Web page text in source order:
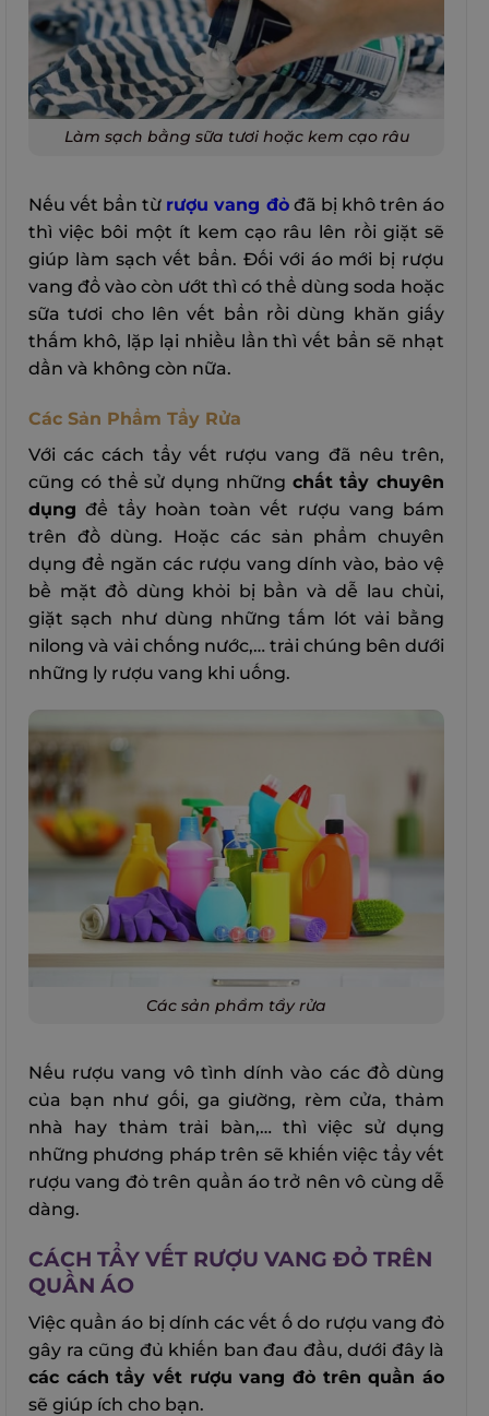
Làm sạch bằng sữa tươi hoặc kem cạo râu
Nếu vết bẩn từ rượu vang đỏđã bị khô trên áo
thì việc bôi một ít kem cạo râu lên rồi giặt sẽ
giúp làm sạch vết bẩn. Đối với áo mới bị rượu
vang đổ vào còn ướt thì có thể dùng soda hoặc
sữa tươi cho lên vết bẩn rồi dùng khăn giấy
thấm khô, lặp lại nhiều lần thì vết bẩn sẽ nhạt
dần và không còn nữa.
Các Sản Phẩm Tẩy Rửa
Với các cách tẩy vết rượu vang đã nêu trên,
cũng có thể sử dụng những chất tẩy chuyên
dụng để tẩy hoàn toàn vết rượu vang bám
trên đồ dùng. Hoặc các sản phẩm chuyên
dụng để ngăn các rượu vang dính vào, bảo vệ
bề mặt đồ dùng khỏi bị bần và dễ lau chùi,
giặt sạch như dùng những tấm lót vải bằng
nilong và vải chống nước,… trải chúng bên dưới
những ly rượu vang khi uống.
Các sản phẩm tẩy rửa
Nếu rượu vang vô tình dính vào các đồ dùng
của bạn như gối, ga giường, rèm cửa, thảm
nhà hay thảm trải bàn,… thì việc sử dụng
những phương pháp trên sẽ khiến việc tẩy vết
rượu vang đỏ trên quần áo trở nên vô cùng dễ
dàng.
CÁCH TẨY VẾT RƯỢU VANG ĐỎ TRÊN
QUẦN ÁO
Việc quần áo bị dính các vết ố do rượu vang đỏ
gây ra cũng đủ khiến ban đau đầu, dưới đây là
các cách tẩy vết rượu vang đỏ trên quần áo
sẽ giúp ích cho bạn.